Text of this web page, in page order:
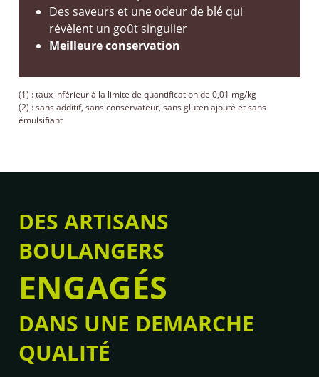
Des saveurs et une odeur de blé qui
révèlent un goût singulier
Meilleure conservation
(1) : taux inférieur à la limite de quantification de 0,01 mg/kg
(2) : sans additif, sans conservateur, sans gluten ajouté et sans
émulsifiant
DES ARTISANS
BOULANGERS
ENGAGÉS
DANS UNE DEMARCHE
QUALITÉ